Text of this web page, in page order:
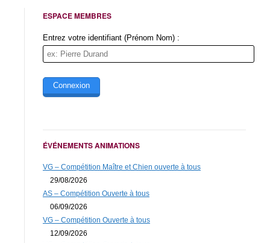
ESPACE MEMBRES
Entrez votre identifiant (Prénom Nom) :
ÉVÉNEMENTS ANIMATIONS
VG – Compétition Maître et Chien ouverte à tous
29/08/2026
AS – Compétition Ouverte à tous
06/09/2026
VG – Compétition Ouverte à tous
12/09/2026